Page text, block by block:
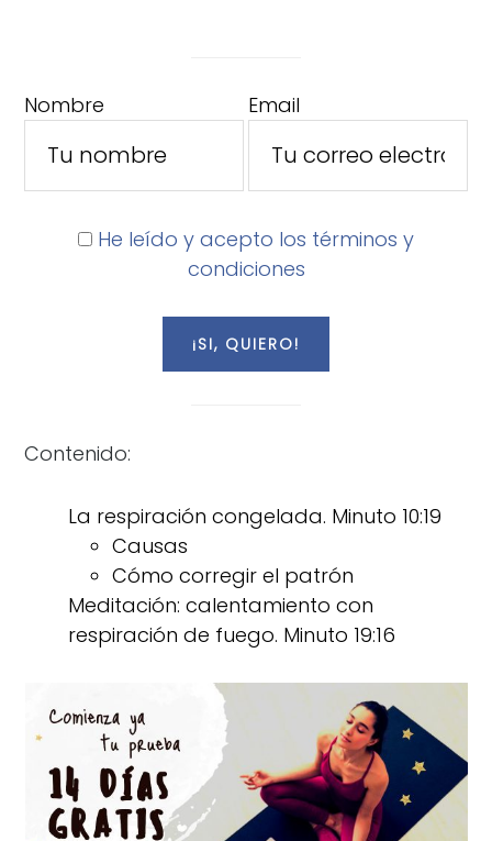
Nombre Email
He leído y acepto los términos y
condiciones
Contenido:
La respiración congelada. Minuto 10:19
Causas
Cómo corregir el patrón
Meditación: calentamiento con
respiración de fuego. Minuto 19:16